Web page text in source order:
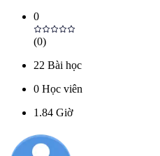
0
(0)
22 Bài học
0 Học viên
1.84 Giờ